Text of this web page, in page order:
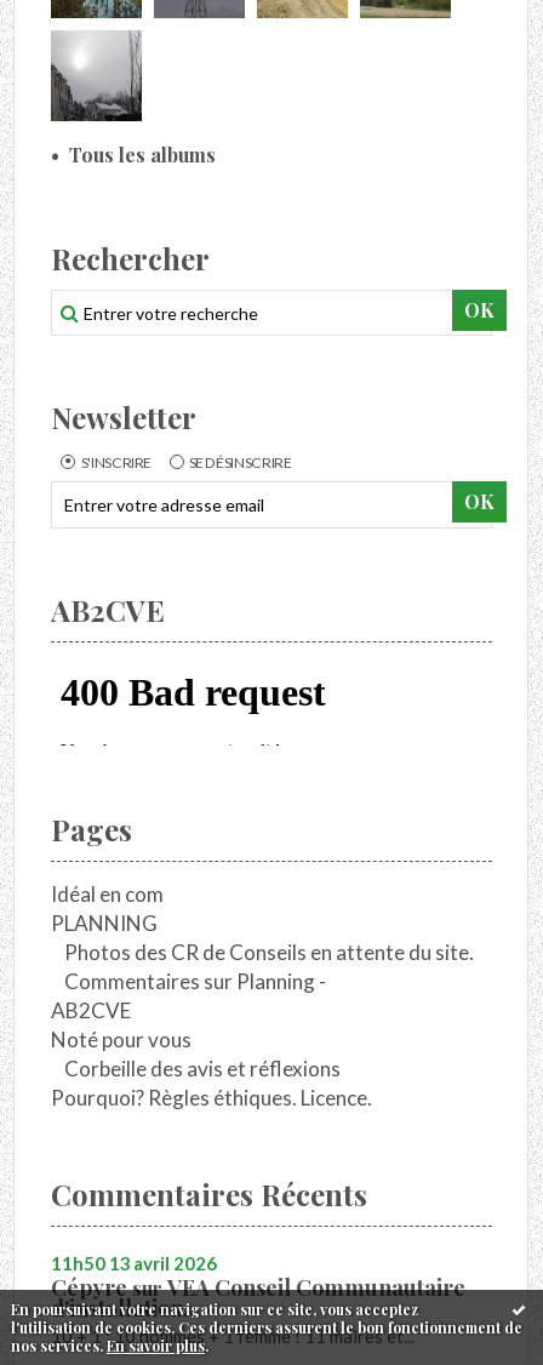
En poursuivant votre navigation sur ce site, vous acceptez
l'utilisation de cookies. Ces derniers assurent le bon fonctionnement de
nos services.En savoir plus.
Tous les albums
Rechercher
Newsletter
S'INSCRIRE SE DÉSINSCRIRE
AB2CVE
Pages
Idéal en com
PLANNING
Photos des CR de Conseils en attente du site.
Commentaires sur Planning -
AB2CVE
Noté pour vous
Corbeille des avis et réflexions
Pourquoi? Règles éthiques. Licence.
Commentaires Récents
11h50 13 avril 2026
CépyresurVEA Conseil Communautaire
d'installation...
10 + 1 : 10 hommes + 1 femme ! 11 maires et...